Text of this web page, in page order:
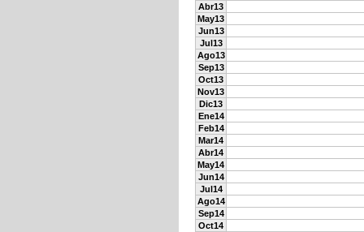
Abr13
May13
Jun13
Jul13
Ago13
Sep13
Oct13
Nov13
Dic13
Ene14
Feb14
Mar14
Abr14
May14
Jun14
Jul14
Ago14
Sep14
Oct14